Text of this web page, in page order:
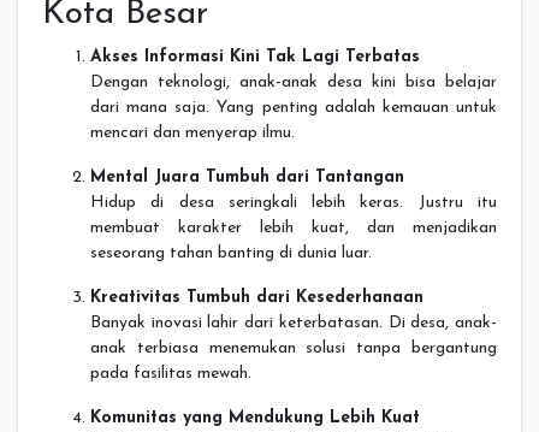
Kota Besar
Akses Informasi Kini Tak Lagi Terbatas
Dengan teknologi, anak-anak desa kini bisa belajar
dari mana saja. Yang penting adalah kemauan untuk
mencari dan menyerap ilmu.
Mental Juara Tumbuh dari Tantangan
Hidup di desa seringkali lebih keras. Justru itu
membuat karakter lebih kuat, dan menjadikan
seseorang tahan banting di dunia luar.
Kreativitas Tumbuh dari Kesederhanaan
Banyak inovasi lahir dari keterbatasan. Di desa, anak-
anak terbiasa menemukan solusi tanpa bergantung
pada fasilitas mewah.
Komunitas yang Mendukung Lebih Kuat